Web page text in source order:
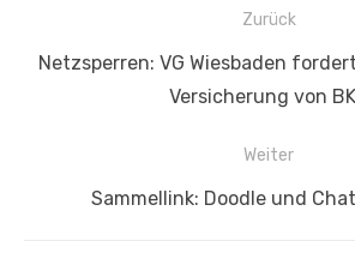
Beitragsnavigation
Zurück
Vorheriger
Netzsperren: VG Wiesbaden
Versicherung von
Weiter
Nächster
Sammellink: Doodle und